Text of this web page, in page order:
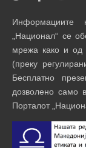
„Национал“ се
мрежа како и од
(преку
Бесплатно
дозволено само
Порталот